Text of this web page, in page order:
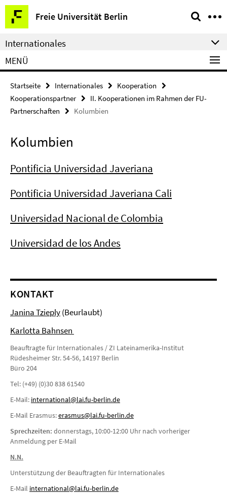
Springe
direkt
zu
Inhalt
Freie Universität Berlin
Service-
Navigation
Internationales
MENÜ
Startseite Internationales
Kooperation
Kooperationspartner
II. Kooperationen im Rahmen der FU-
Partnerschaften
Kolumbien
Kolumbien
Pontificia Universidad Javeriana
Pontificia Universidad Javeriana Cali
Universidad Nacional de Colombia
Universidad de los Andes
KONTAKT
Janina Tzieply(Beurlaubt)
Karlotta Bahnsen
Beauftragte für Internationales / ZI Lateinamerika-Institut
Rüdesheimer Str. 54-56, 14197 Berlin
Büro 204
Tel: (+49) (0)30 838 61540
E-Mail: international@lai.fu-berlin.de
E-Mail Erasmus:erasmus@lai.fu-berlin.de
Sprechzeiten: donnerstags, 10:00-12:00 Uhr nach vorheriger
Anmeldung per E-Mail
N.N.
Unterstützung der Beauftragten für Internationales
E-Mail international@lai.fu-berlin.de